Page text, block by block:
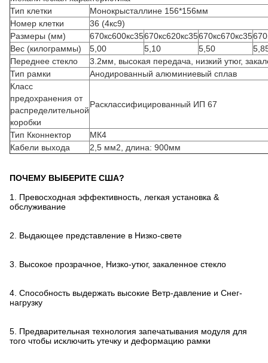
Тип клетки
Монокрысталлине 156*156мм
Номер клетки
36 (4кс9)
Размеры (мм)
670кс600кс35670кс620кс35670кс670кс35
Вес (килограммы)
5,00 5,10 5,50
Переднее стекло
3.2мм, высокая передача, низкий утюг,
Тип рамки
Анодированный алюминиевый сплав
Класс
предохранения от
распределительной
коробки
Расклассифицированный ИП 67
Тип Кконнектор
МК4
Кабели выхода
2,5 мм2, длина: 900мм
ПОЧЕМУ ВЫБЕРИТЕ США?
1. Превосходная эффективность, легкая установка &
обслуживание
2. Выдающее представление в Низко-свете
3. Высокое прозрачное, Низко-утюг, закаленное стекло
4. Способность выдержать высокие Ветр-давление и Снег-
нагрузку
5. Предварительная технология запечатывания модуля для
того чтобы исключить утечку и деформацию рамки